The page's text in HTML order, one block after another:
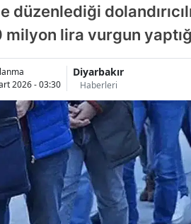
düzenlediği
lira vurgun
2026 - 03:30
Diyarbakır
Haberleri